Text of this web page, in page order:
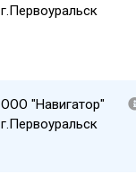
г.Первоуральск
ООО "Навигатор"
г.Первоуральск